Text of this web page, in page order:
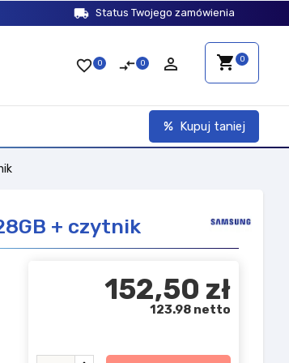
local_shipping Status Twojego zamówienia
shopping_cart 0
person_outline
compare_arrows 0
favorite_border 0
Kupuj taniej
+ czytnik
152,50 zł
123.98 netto